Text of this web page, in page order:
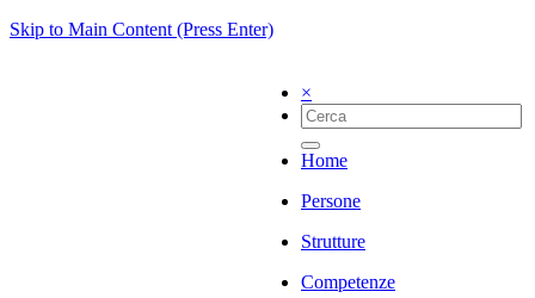
Skip to Main Content (Press Enter)
×
Home
Persone
Strutture
Competenze